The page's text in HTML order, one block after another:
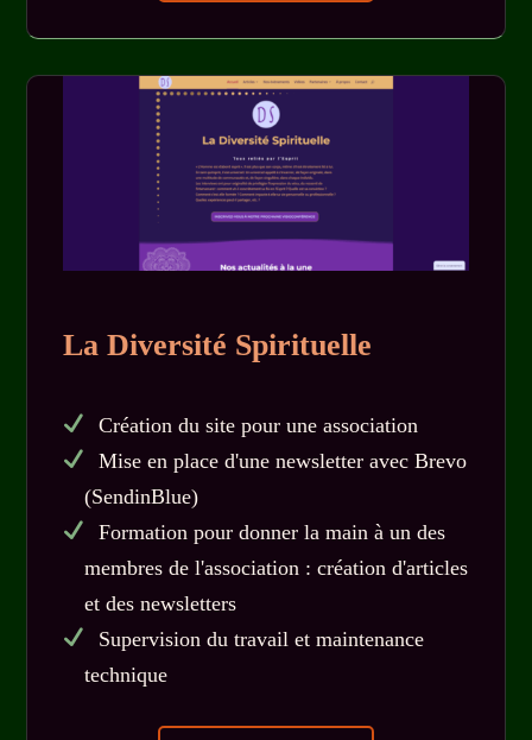
La Diversité Spirituelle
Création du site pour une association
Mise en place d'une newsletter avec Brevo
(SendinBlue)
Formation pour donner la main à un des
membres de l'association : création d'articles
et des newsletters
Supervision du travail et maintenance
technique